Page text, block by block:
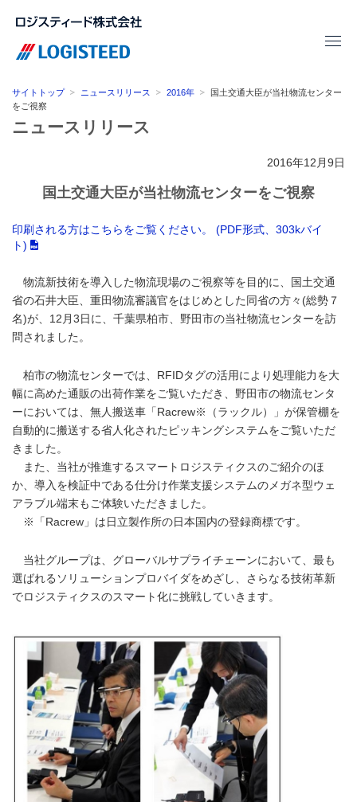
サイトトップ ニュースリリース 2016年
国土交通大臣が当社物流センター
をご視察
ニュースリリース
2016年12月9日
国土交通大臣が当社物流センターをご視察
印刷される方はこちらをご覧ください。 (PDF形式、303kバイ
ト)
物流新技術を導入した物流現場のご視察等を目的に、国土交通
省の石井大臣、重田物流審議官をはじめとした同省の方々(総勢７
名)が、12月3日に、千葉県柏市、野田市の当社物流センターを訪
問されました。
柏市の物流センターでは、RFIDタグの活用により処理能力を大
幅に高めた通販の出荷作業をご覧いただき、野田市の物流センタ
ーにおいては、無人搬送車「Racrew※（ラックル）」が保管棚を
自動的に搬送する省人化されたピッキングシステムをご覧いただ
きました。
また、当社が推進するスマートロジスティクスのご紹介のほ
か、導入を検証中である仕分け作業支援システムのメガネ型ウェ
アラブル端末もご体験いただきました。
※「Racrew」は日立製作所の日本国内の登録商標です。
当社グループは、グローバルサプライチェーンにおいて、最も
選ばれるソリューションプロバイダをめざし、さらなる技術革新
でロジスティクスのスマート化に挑戦していきます。